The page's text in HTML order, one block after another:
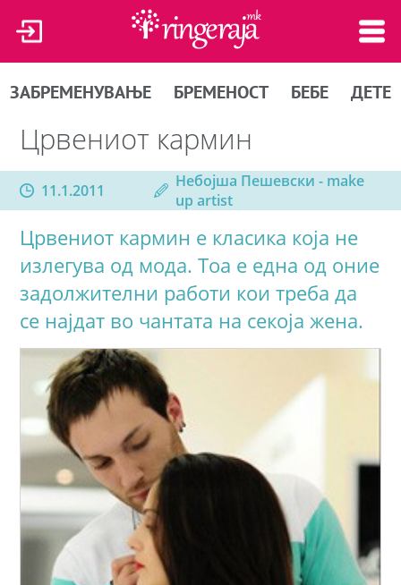
ЗАБРЕМЕНУВАЊЕ БРЕМЕНОСТ БЕБЕ ДЕТЕ
Црвениот кармин
11.1.2011
Небојша Пешевски - make
up artist
Црвениот кармин е класика која не
излегува од мода. Тоа е една од оние
задолжителни работи кои треба да
се најдат во чантата на секоја жена.